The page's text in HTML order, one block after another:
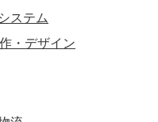
ステム
・デザイン